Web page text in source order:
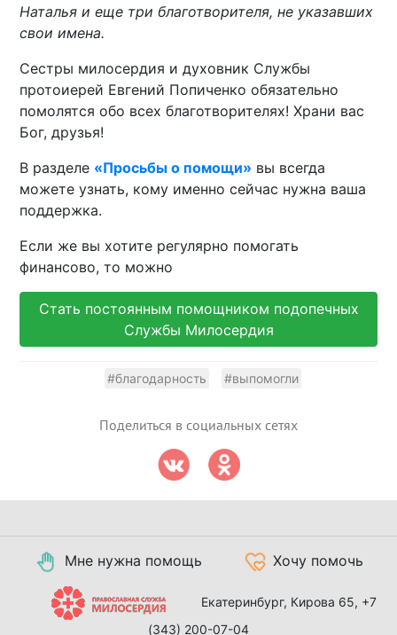
Наталья и еще три благотворителя, не указавших
свои имена.
Сестры милосердия и духовник Службы
протоиерей Евгений Попиченко обязательно
помолятся обо всех благотворителях! Храни вас
Бог, друзья!
В разделе «Просьбы о помощи» вы всегда
можете узнать, кому именно сейчас нужна ваша
поддержка.
Если же вы хотите регулярно помогать
финансово, то можно
Стать постоянным помощником подопечных
Службы Милосердия
#благодарность #выпомогли
Поделиться в социальных сетях
Мне нужна помощь Хочу помочь
Екатеринбург, Кирова 65, +7
(343) 200-07-04